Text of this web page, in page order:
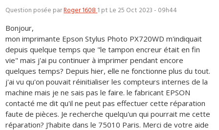
Question posée parRoger 16081 pt Le 25 Oct 2023 - 09h44
Bonjour,
mon imprimante Epson Stylus Photo PX720WD m'indiquait
depuis quelque temps que "le tampon encreur était en fin
vie" mais j'ai pu continuer à imprimer pendant encore
quelques temps? Depuis hier, elle ne fonctionne plus du tout.
j'ai vu qu'on pouvait réinitialiser les compteurs internes de la
machine mais je ne sais pas le faire. le fabricant EPSON
contacté me dit qu'il ne peut pas effectuer cette réparation
faute de pièces. Je recherche quelqu'un qui pourrait me cette
réparation? J'habite dans le 75010 Paris. Merci de votre aide